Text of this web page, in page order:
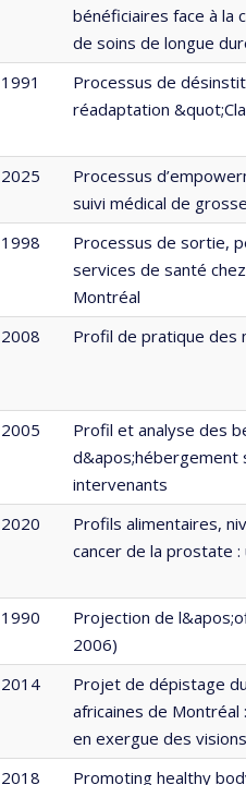
bénéficiaires face à la
de soins de longue
1991
Processus de
réadaptation
2025
Processus
suivi médical de
1998
Processus de sortie,
services de santé
Montréal
2008 Profil de pratique des
2005
Profil et analyse des
d&apos;hébergement
intervenants
2020
Profils alimentaires,
cancer de la prostate
1990
Projection de
2006)
2014
Projet de dépistage
africaines de Montréal
en exergue des
2018 Promoting healthy